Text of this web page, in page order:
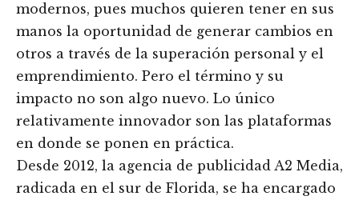
modernos, pues muchos quieren tener en sus
manos la oportunidad de generar cambios en
otros a través de la superación personal y el
emprendimiento. Pero el término y su
impacto no son algo nuevo. Lo único
relativamente innovador son las plataformas
en donde se ponen en práctica.
Desde 2012, la agencia de publicidad A2 Media,
radicada en el sur de Florida, se ha encargado